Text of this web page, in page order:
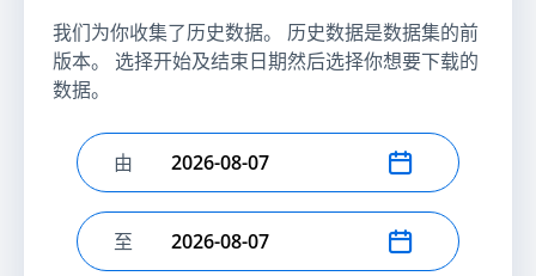
我们为你收集了历史数据。 历史数据是数据集的前
版本。 选择开始及结束日期然后选择你想要下载的
数据。
选择开始日期
由
选择结束日期
至